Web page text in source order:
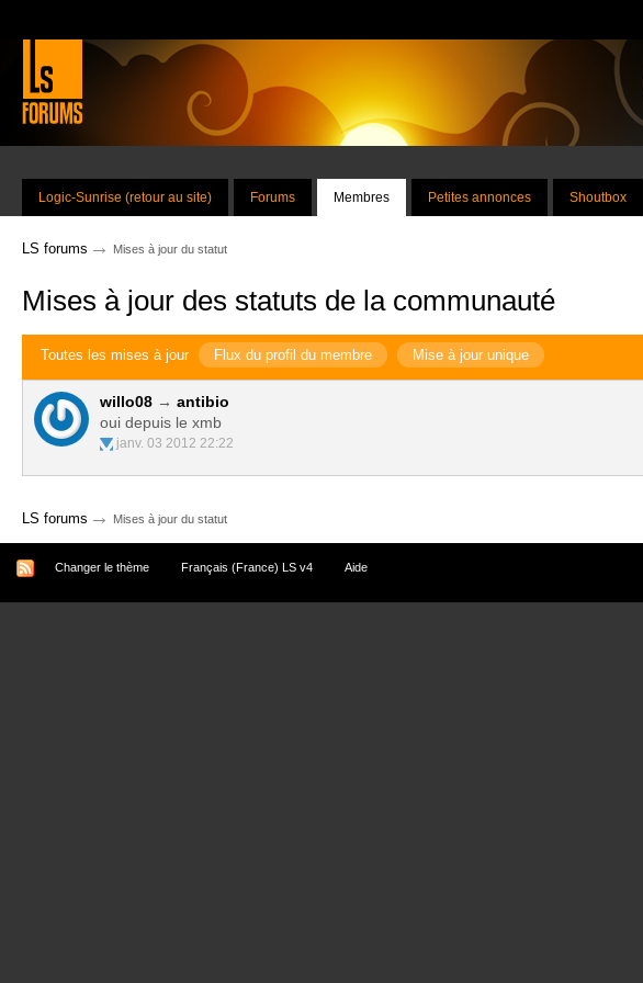
Logic-Sunrise (retour au site) Forums Membres Petites annonces Shoutbox
LS forums → Mises à jour du statut
Mises à jour des statuts de la communauté
Toutes les mises à jour Flux du profil du membre Mise à jour unique
willo08 → antibio
oui depuis le xmb
janv. 03 2012 22:22
LS forums → Mises à jour du statut
Changer le thème Français (France) LS v4 Aide